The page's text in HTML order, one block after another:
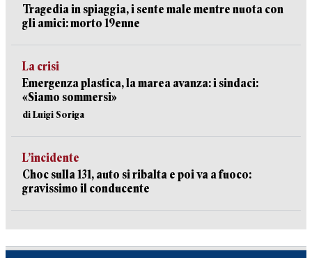
Tragedia in spiaggia, i sente male mentre nuota con
gli amici: morto 19enne
La crisi
Emergenza plastica, la marea avanza: i sindaci:
«Siamo sommersi»
di Luigi Soriga
L’incidente
Choc sulla 131, auto si ribalta e poi va a fuoco:
gravissimo il conducente